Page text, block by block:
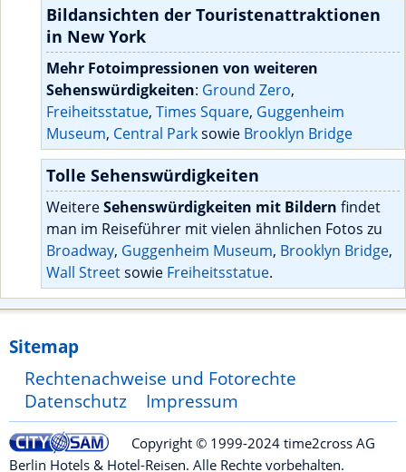
Bildansichten der Touristenattraktionen
in New York
Mehr Fotoimpressionen von weiteren
Sehenswürdigkeiten: Ground Zero,
Freiheitsstatue, Times Square, Guggenheim
Museum, Central Parksowie Brooklyn Bridge
Tolle Sehenswürdigkeiten
WeitereSehenswürdigkeiten mit Bildern findet
man im Reiseführer mit vielen ähnlichen Fotos zu
Broadway, Guggenheim Museum, Brooklyn Bridge,
Wall Streetsowie Freiheitsstatue.
Sitemap
Rechtenachweise und Fotorechte
Datenschutz
Impressum
Copyright © 1999-2024 time2cross AG
Berlin Hotels & Hotel-Reisen. Alle Rechte vorbehalten.